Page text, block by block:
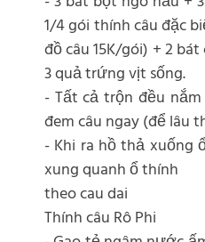
1/4 gói thính câu đặc
đồ câu 15K/gói) + 2
3 quả trứng vịt sống.
- Tất cả trộn đều
đem câu ngay (để lâu
- Khi ra hồ thả xuống
xung quanh ổ thính
theo cau dai
Thính câu Rô Phi